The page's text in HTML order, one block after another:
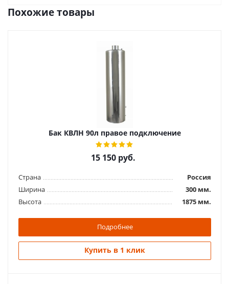
Похожие товары
Бак КВЛН 90л правое подключение
15 150руб.
Страна
Россия
Ширина
300 мм.
Высота
1875 мм.
Подробнее
Купить в 1 клик